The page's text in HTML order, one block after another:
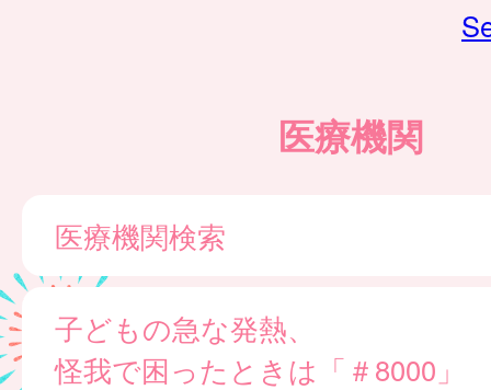
医療機関
医療機関検索
子どもの急な発熱、
怪我で困ったときは「＃8000」